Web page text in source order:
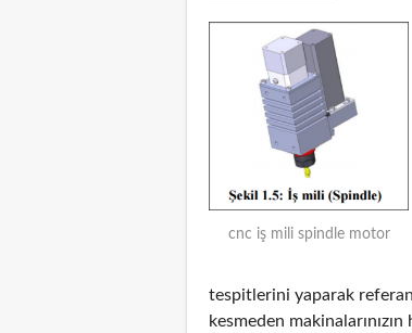
cnc iş mili spindle motor
tespitlerini yaparak
kesmeden